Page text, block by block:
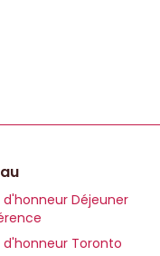
d'honneur Déjeuner
d'honneur Toronto